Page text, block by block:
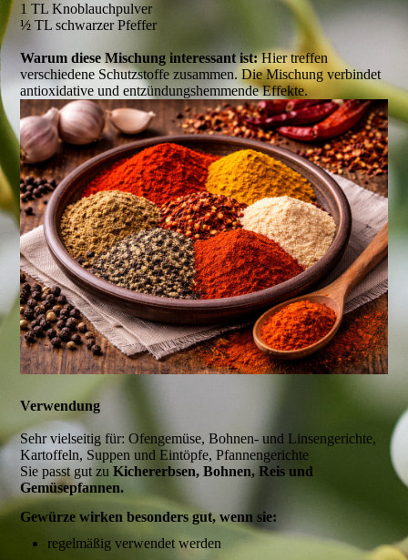
1 TL Knoblauchpulver
½ TL schwarzer Pfeffer
Warum diese Mischung interessant ist:Hier treffen
verschiedene Schutzstoffe zusammen. Die Mischung verbindet
antioxidative und entzündungshemmende Effekte.
Verwendung
Sehr vielseitig für: Ofengemüse, Bohnen- und Linsengerichte,
Kartoffeln, Suppen und Eintöpfe, Pfannengerichte
Sie passt gut zuKichererbsen, Bohnen, Reis und
Gemüsepfannen.
Gewürze wirken besonders gut, wenn sie:
regelmäßig verwendet werden